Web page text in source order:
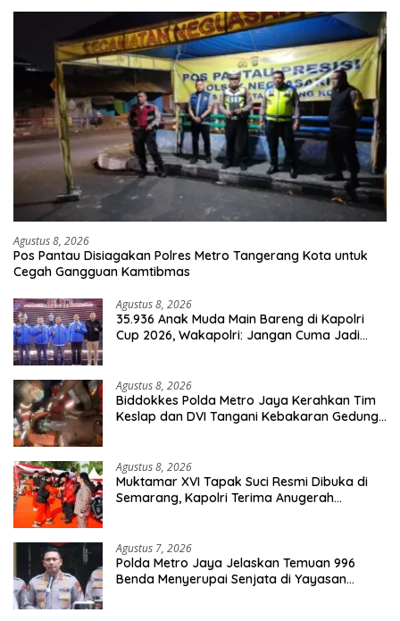
Agustus 8, 2026
Pos Pantau Disiagakan Polres Metro Tangerang Kota untuk
Cegah Gangguan Kamtibmas
Agustus 8, 2026
35.936 Anak Muda Main Bareng di Kapolri
Cup 2026, Wakapolri: Jangan Cuma Jadi
Agustus 8, 2026
Biddokkes Polda Metro Jaya Kerahkan Tim
Keslap dan DVI Tangani Kebakaran Gedung
Agustus 8, 2026
Muktamar XVI Tapak Suci Resmi Dibuka di
Semarang, Kapolri Terima Anugerah
Agustus 7, 2026
Polda Metro Jaya Jelaskan Temuan 996
Benda Menyerupai Senjata di Yayasan